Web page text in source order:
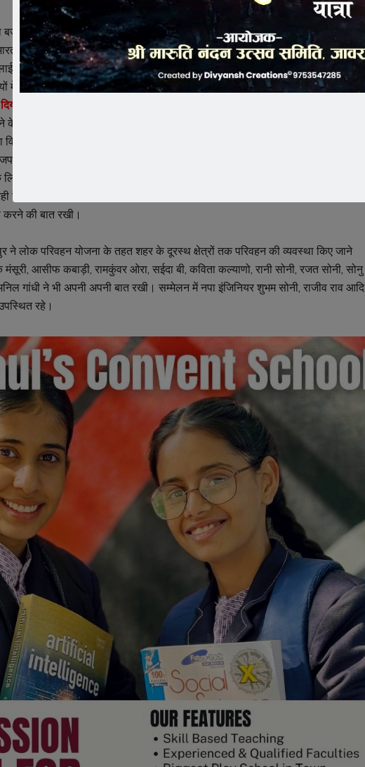
बताते हुए हर वार्ड में समान रुप से विकास कार्य करने की बात रखते हुए कहा कि अमृत
मिशन के साथ मुख्यमंत्री शहरी अधोसंरचना के लिए शहर में कई विकास कार्य किए जाएंगे।
3 नवीन टंकियो का निर्माण, बगीचा, रिटेनवॉल, एसडीआरएफ मद के साथ ही सिहस्थ मद में
में विकास कार्य, सड़क, नाली के काम भी कायाकल्प योजना के तहत होंगे।
श्रेय –
विधायक प्रतिनिधि अजयसिंह भाटी ने बजट को भाजपा सरकार की जन हितेषी
को इसका श्रेय दिया। भाटी ने सदन में कहा कि बीते 20 सालों में डेढ़ वर्ष कांग्रेस
की जन हितेषी सरकार लगातार विकास कार्य कर रही हैं। विधायक द्वारा लगातार प्रयास
राशि मुहैया करवा रहे हैं। विधायक द्वारा करवाए जा रहे विकास कार्यो पर नगर पालिका
हैं। वहीं रतलामी गेट से अस्पताल तक की सड़क निर्माण को लेकर भी भाटी ने सवाल उठाए
की बात रखी।
ने लोक परिवहन योजना के तहत शहर के दूरस्थ क्षेत्रों तक परिवहन की व्यवस्था किए जाने
आसीफ कबाड़ी, रामकुंवर ओरा, सईदा बी, कविता कल्याणो, रानी सोनी, रजत सोनी, सोनु
गांधी ने भी अपनी अपनी बात रखी। सम्मेलन में नपा इंजिनियर शुभम सोनी, राजीव राव आदि
रहे।